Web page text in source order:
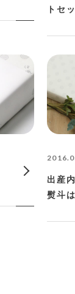
トセ
出産
熨斗